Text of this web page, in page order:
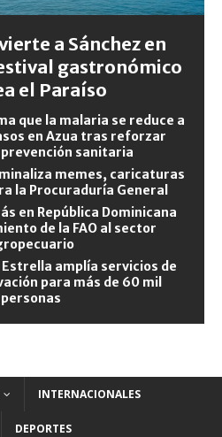
a Sánchez en
gastronómico
el Paraíso
que la malaria se reduce a
en Azua tras reforzar
sanitaria
memes, caricaturas
la Procuraduría General
en República Dominicana
de la FAO al sector
amplía servicios de
para más de 60 mil
personas
INTERNACIONALES
DEPORTES